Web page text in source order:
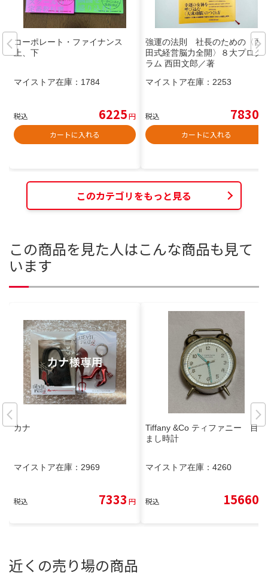
コーポレート・ファイナンス
上、下
マイストア在庫： 1784
税込 6225円
カートに入れる
強運の法則 社長のための〈西
田式経営脳力全開〉８大プログ
ラム 西田文郎／著
マイストア在庫： 2253
税込 7830
カートに入れる
このカテゴリをもっと見る
この商品を見た人はこんな商品も見て
います
カナ
マイストア在庫： 2969
税込 7333 円
Tiffany &Co ティファニー 目覚
まし時計
マイストア在庫： 4260
税込 15660
近くの売り場の商品